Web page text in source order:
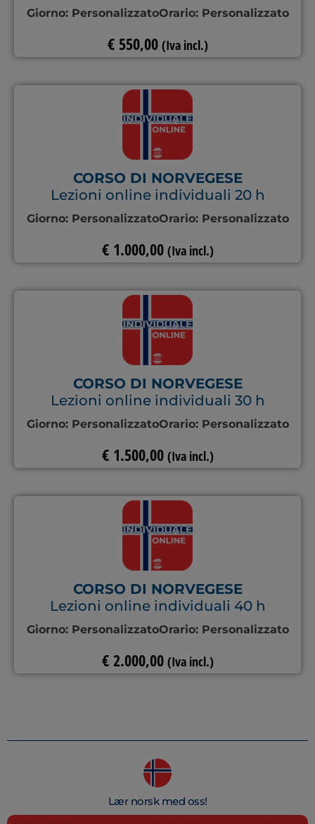
Giorno:PersonalizzatoOrario:Personalizzato
€550,00 (Iva incl.)
CORSO DI NORVEGESE
Lezioni online individuali 20 h
Giorno:PersonalizzatoOrario:Personalizzato
€1.000,00 (Iva incl.)
CORSO DI NORVEGESE
Lezioni online individuali 30 h
Giorno:PersonalizzatoOrario:Personalizzato
€1.500,00 (Iva incl.)
CORSO DI NORVEGESE
Lezioni online individuali 40 h
Giorno:PersonalizzatoOrario:Personalizzato
€2.000,00 (Iva incl.)
Lær norsk med oss!